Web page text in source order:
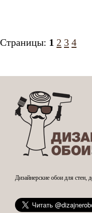
Страницы: 1 2 3 4
Дизайнерские обои для стен,